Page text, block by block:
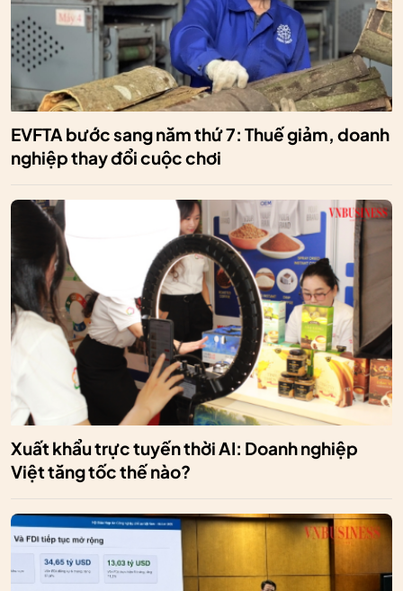
EVFTA bước sang năm thứ 7: Thuế giảm, doanh
nghiệp thay đổi cuộc chơi
Xuất khẩu trực tuyến thời AI: Doanh nghiệp
Việt tăng tốc thế nào?